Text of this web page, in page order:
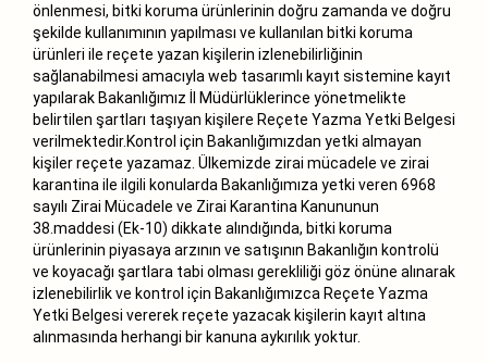
önlenmesi, bitki koruma ürünlerinin doğru zamanda ve doğru
şekilde kullanımının yapılması ve kullanılan bitki koruma
ürünleri ile reçete yazan kişilerin izlenebilirliğinin
sağlanabilmesi amacıyla web tasarımlı kayıt sistemine kayıt
yapılarak Bakanlığımız İl Müdürlüklerince yönetmelikte
belirtilen şartları taşıyan kişilere Reçete Yazma Yetki Belgesi
verilmektedir.Kontrol için Bakanlığımızdan yetki almayan
kişiler reçete yazamaz. Ülkemizde zirai mücadele ve zirai
karantina ile ilgili konularda Bakanlığımıza yetki veren 6968
sayılı Zirai Mücadele ve Zirai Karantina Kanununun
38.maddesi (Ek-10) dikkate alındığında, bitki koruma
ürünlerinin piyasaya arzının ve satışının Bakanlığın kontrolü
ve koyacağı şartlara tabi olması gerekliliği göz önüne alınarak
izlenebilirlik ve kontrol için Bakanlığımızca Reçete Yazma
Yetki Belgesi vererek reçete yazacak kişilerin kayıt altına
alınmasında herhangi bir kanuna aykırılık yoktur.